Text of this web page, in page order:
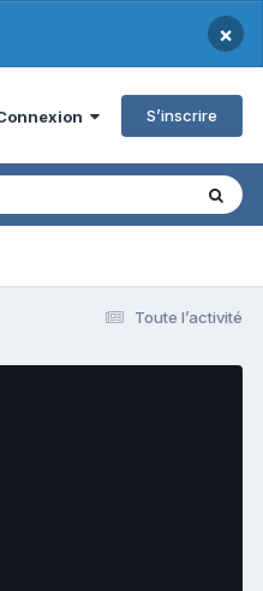
×
S’inscrire
Toute l’activité